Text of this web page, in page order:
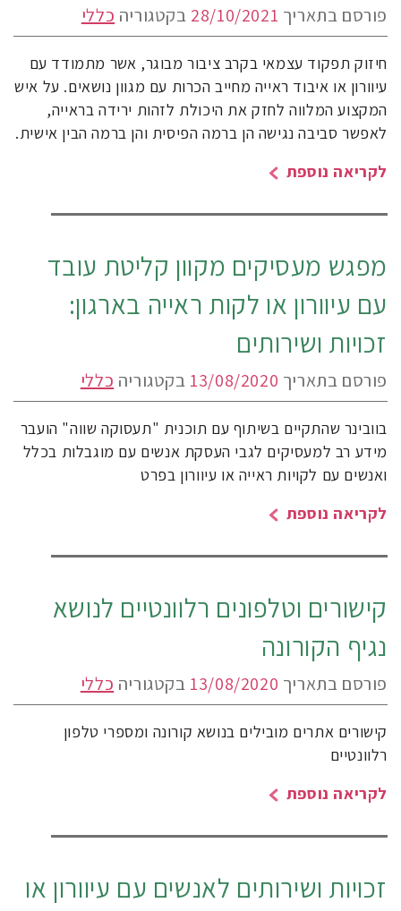
פורסם בתאריך 28/10/2021 בקטגוריה כללי
חיזוק תפקוד עצמאי בקרב ציבור מבוגר, אשר מתמודד עם
עיוורון או איבוד ראייה מחייב הכרות עם מגוון נושאים. על איש
המקצוע המלווה לחזק את היכולת לזהות ירידה בראייה,
לאפשר סביבה נגישה הן ברמה הפיסית והן ברמה הבין אישית.
לקריאה נוספת
מפגש מעסיקים מקוון קליטת עובד
עם עיוורון או לקות ראייה בארגון:
זכויות ושירותים
פורסם בתאריך 13/08/2020 בקטגוריה כללי
בוובינר שהתקיים בשיתוף עם תוכנית "תעסוקה שווה" הועבר
מידע רב למעסיקים לגבי העסקת אנשים עם מוגבלות בכלל
ואנשים עם לקויות ראייה או עיוורון בפרט
לקריאה נוספת
קישורים וטלפונים רלוונטיים לנושא
נגיף הקורונה
פורסם בתאריך 13/08/2020 בקטגוריה כללי
קישורים אתרים מובילים בנושא קורונה ומספרי טלפון
רלוונטיים
לקריאה נוספת
זכויות ושירותים לאנשים עם עיוורון או